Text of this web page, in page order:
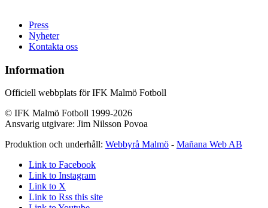
Press
Nyheter
Kontakta oss
Information
Officiell webbplats för IFK Malmö Fotboll
© IFK Malmö Fotboll 1999-2026
Ansvarig utgivare: Jim Nilsson Povoa
Produktion och underhåll: Webbyrå Malmö - Mañana Web AB
Link to Facebook
Link to Instagram
Link to X
Link to Rss this site